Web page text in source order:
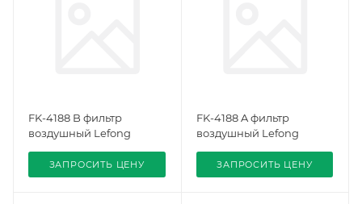
FK-4188 B фильтр
воздушный Lefong
ЗАПРОСИТЬ ЦЕНУ
FK-4188 A фильтр
воздушный Lefong
ЗАПРОСИТЬ ЦЕНУ